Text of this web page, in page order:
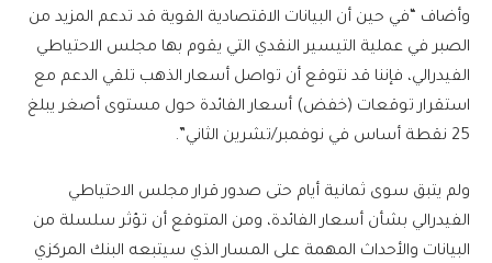
وأضاف “في حين أن البيانات الاقتصادية القوية قد تدعم المزيد من
الصبر في عملية التيسير النقدي التي يقوم بها مجلس الاحتياطي
الفيدرالي، فإننا قد نتوقع أن تواصل أسعار الذهب تلقي الدعم مع
استقرار توقعات (خفض) أسعار الفائدة حول مستوى أصغر يبلغ
25 نقطة أساس في نوفمبر/تشرين الثاني”.
ولم يتبق سوى ثمانية أيام حتى صدور قرار مجلس الاحتياطي
الفيدرالي بشأن أسعار الفائدة، ومن المتوقع أن تؤثر سلسلة من
البيانات والأحداث المهمة على المسار الذي سيتبعه البنك المركزي